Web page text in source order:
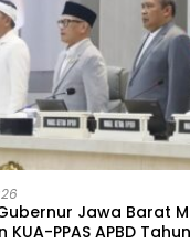
Jawa Barat
KUA-PPAS APBD